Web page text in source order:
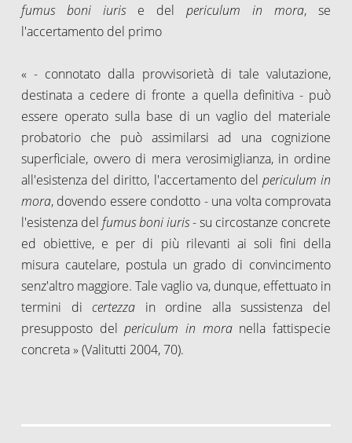
fumus boni iurise del periculum in mora, se
l'accertamento del primo
« - connotato dalla provvisorietà di tale valutazione,
destinata a cedere di fronte a quella definitiva - può
essere operato sulla base di un vaglio del materiale
probatorio che può assimilarsi ad una cognizione
superficiale, ovvero di mera verosimiglianza, in ordine
all'esistenza del diritto, l'accertamento del periculum in
mora, dovendo essere condotto - una volta comprovata
l'esistenza del fumus boni iuris- su circostanze concrete
ed obiettive, e per di più rilevanti ai soli fini della
misura cautelare, postula un grado di convincimento
senz'altro maggiore. Tale vaglio va, dunque, effettuato in
termini dicertezza in ordine alla sussistenza del
presupposto delpericulum in moranella fattispecie
concreta » (Valitutti 2004, 70).